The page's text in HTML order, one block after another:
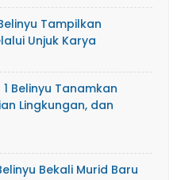
Tampilkan
Unjuk Karya
1 Belinyu Tanamkan
Lingkungan, dan
Bekali Murid Baru